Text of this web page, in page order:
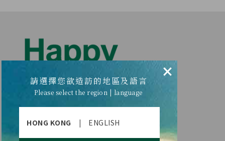
×
請選擇您欲造訪的地區及語言
Please select the region | language
HONG KONG | ENGLISH